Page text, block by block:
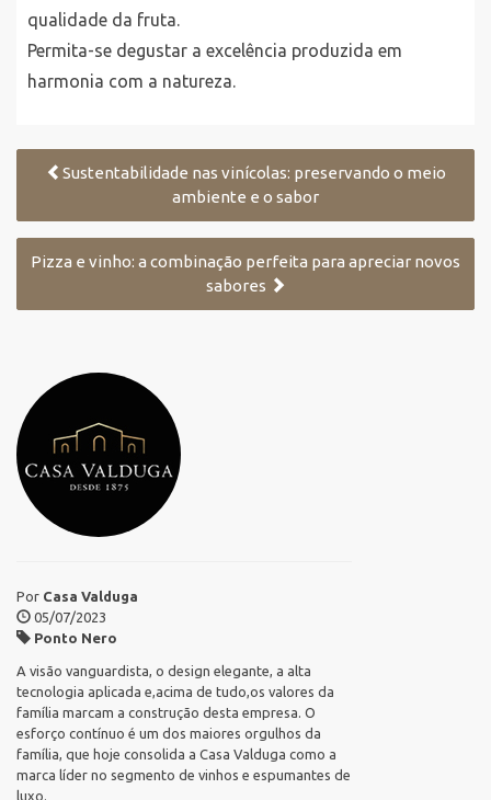
qualidade da fruta.
Permita-se degustar a excelência produzida em
harmonia com a natureza.
Sustentabilidade nas vinícolas: preservando o meio
ambiente e o sabor
Pizza e vinho: a combinação perfeita para apreciar novos
sabores
Por Casa Valduga
05/07/2023
Ponto Nero
A visão vanguardista, o design elegante, a alta
tecnologia aplicada e,acima de tudo,os valores da
família marcam a construção desta empresa. O
esforço contínuo é um dos maiores orgulhos da
família, que hoje consolida a Casa Valduga como a
marca líder no segmento de vinhos e espumantes de
luxo.